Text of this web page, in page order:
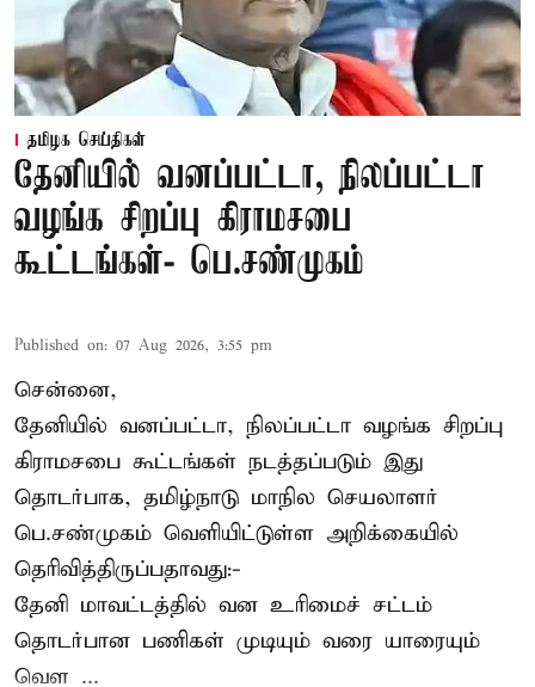
தமிழக செய்திகள்
தேனியில் வனப்பட்டா, நிலப்பட்டா
வழங்க சிறப்பு கிராமசபை
கூட்டங்கள்- பெ.சண்முகம்
Published on: 07 Aug 2026, 3:55 pm
சென்னை,
தேனியில் வனப்பட்டா, நிலப்பட்டா வழங்க சிறப்பு
கிராமசபை கூட்டங்கள் நடத்தப்படும் இது
தொடர்பாக, தமிழ்நாடு மாநில செயலாளர்
பெ.சண்முகம் வெளியிட்டுள்ள அறிக்கையில்
தெரிவித்திருப்பதாவது:-
தேனி மாவட்டத்தில் வன உரிமைச் சட்டம்
தொடர்பான பணிகள் முடியும் வரை யாரையும்
வெள ...